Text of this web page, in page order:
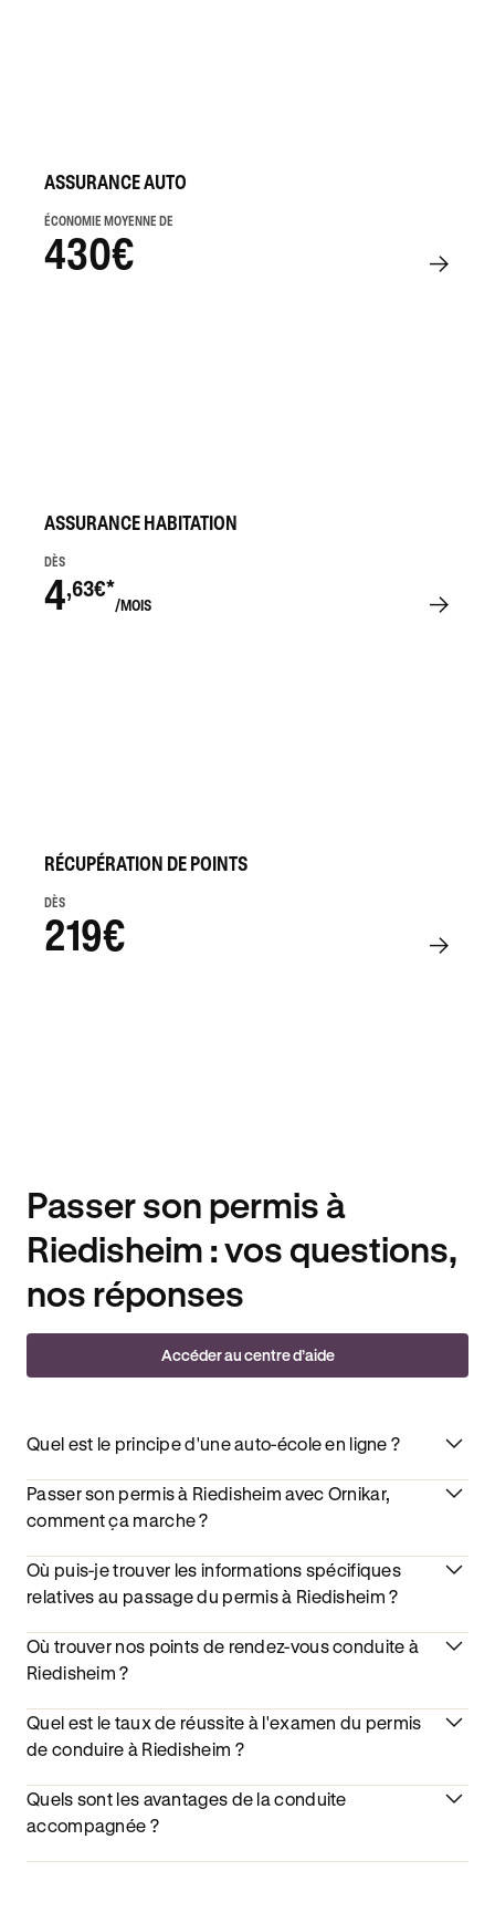
ASSURANCE AUTO
ÉCONOMIE MOYENNE DE
430€
ASSURANCE HABITATION
DÈS
4,63€*
/MOIS
RÉCUPÉRATION DE POINTS
DÈS
219€
Passer son permis à
Riedisheim : vos questions,
nos réponses
Accéder au centre d’aide
Quel est le principe d'une auto-école en ligne ?
Passer son permis à Riedisheim avec Ornikar,
comment ça marche ?
Où puis-je trouver les informations spécifiques
relatives au passage du permis à Riedisheim ?
Où trouver nos points de rendez-vous conduite à
Riedisheim ?
Quel est le taux de réussite à l'examen du permis
de conduire à Riedisheim ?
Quels sont les avantages de la conduite
accompagnée ?